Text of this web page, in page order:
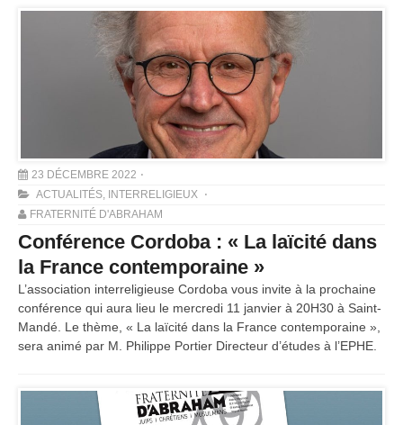
23 DÉCEMBRE 2022
ACTUALITÉS, INTERRELIGIEUX
FRATERNITÉ D'ABRAHAM
Conférence Cordoba : « La laïcité dans
la France contemporaine »
L’association interreligieuse Cordoba vous invite à la prochaine
conférence qui aura lieu le mercredi 11 janvier à 20H30 à Saint-
Mandé. Le thème, « La laïcité dans la France contemporaine »,
sera animé par M. Philippe Portier Directeur d’études à l’EPHE.